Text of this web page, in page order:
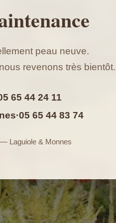
peau neuve.
revenons très bientôt.
65 44 24 11
·05 65 44 83 74
Laguiole & Monnes